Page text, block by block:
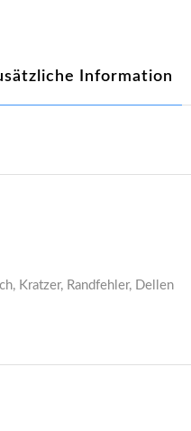
Information
Kratzer, Randfehler, Dellen